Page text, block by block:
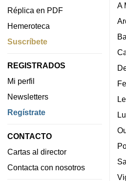
Réplica en PDF
Hemeroteca
Suscríbete
REGISTRADOS
Mi perfil
Newsletters
Regístrate
CONTACTO
Cartas al director
Contacta con nosotros
A